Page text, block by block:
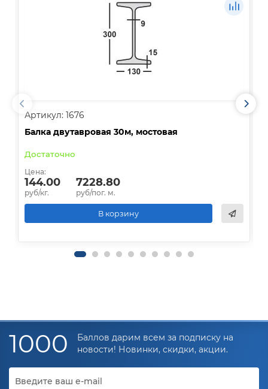
Артикул: 1676
Балка двутавровая 30м, мостовая
Достаточно
Цена:
144.00
руб/кг.
7228.80
руб/пог. м.
В корзину
1000
Баллов дарим всем за подписку на
новости! Новинки, скидки, акции.